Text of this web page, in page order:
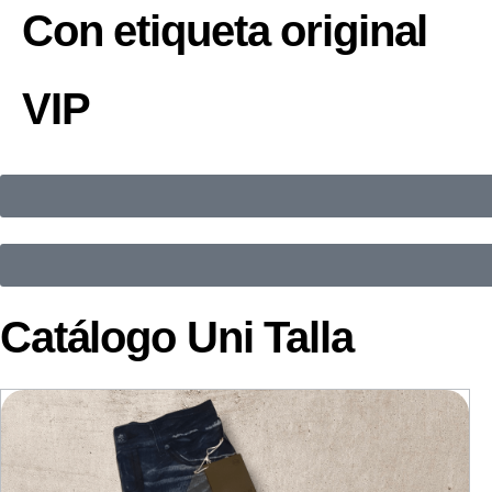
Con etiqueta original
VIP
Catálogo Uni Talla